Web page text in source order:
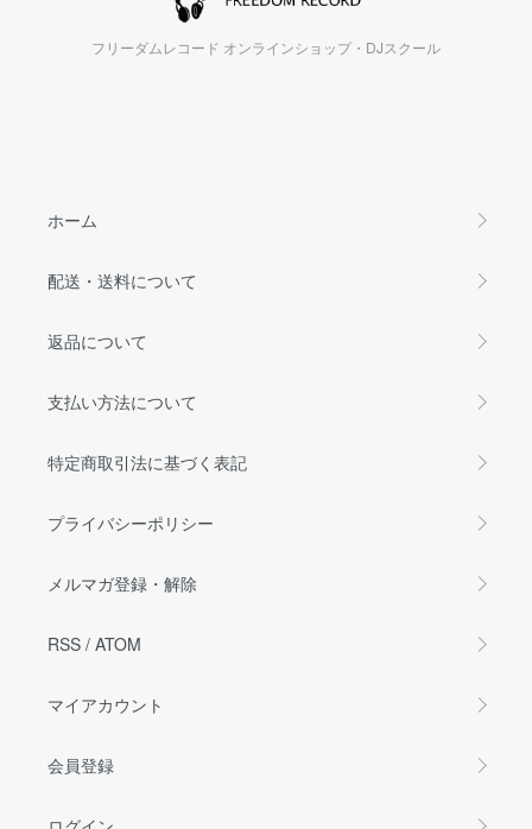
フリーダムレコード オンラインショップ・DJスクール
ホーム
配送・送料について
返品について
支払い方法について
特定商取引法に基づく表記
プライバシーポリシー
メルマガ登録・解除
RSS / ATOM
マイアカウント
会員登録